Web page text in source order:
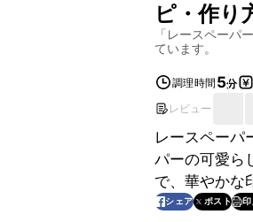
ピ・作り
「レースペーパ
ています。
調理時間 5分
レビュー
レースペーパ
パーの可愛ら
で、華やかな
シェア ポスト